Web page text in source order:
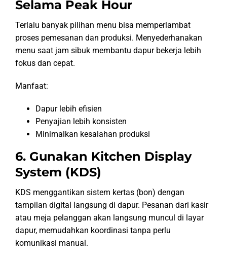
Selama Peak Hour
Terlalu banyak pilihan menu bisa memperlambat
proses pemesanan dan produksi. Menyederhanakan
menu saat jam sibuk membantu dapur bekerja lebih
fokus dan cepat.
Manfaat:
Dapur lebih efisien
Penyajian lebih konsisten
Minimalkan kesalahan produksi
6. Gunakan Kitchen Display
System (KDS)
KDS menggantikan sistem kertas (bon) dengan
tampilan digital langsung di dapur. Pesanan dari kasir
atau meja pelanggan akan langsung muncul di layar
dapur, memudahkan koordinasi tanpa perlu
komunikasi manual.